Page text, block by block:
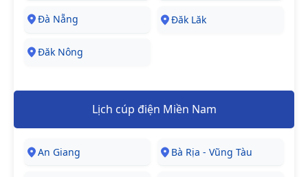
Đà Nẵng Đăk Lăk
Đăk Nông
Lịch cúp điện Miền Nam
An Giang Bà Rịa - Vũng Tàu